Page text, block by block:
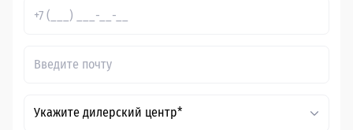
Укажите дилерский центр*